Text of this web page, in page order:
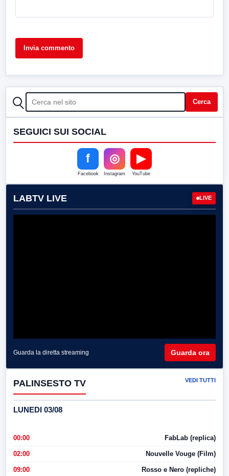
CERCA Cerca
SEGUICI SUI SOCIAL
f
Facebook
◎
Instagram
▶
YouTube
LABTV LIVE LIVE
Guarda la diretta streaming Guarda ora
PALINSESTO TV VEDI TUTTI
LUNEDI 03/08
00:00 FabLab (replica)
02:00 Nouvelle Vouge (Film)
09:00 Rosso e Nero (repliche)